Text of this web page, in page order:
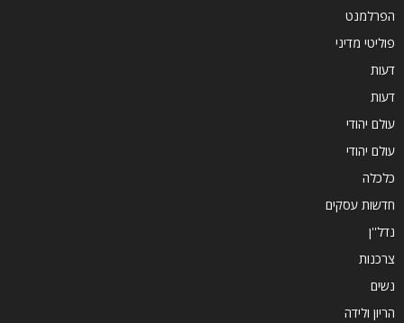
הפרלמנט
פוליטי מדיני
דעות
דעות
עולם יהודי
עולם יהודי
כלכלה
חדשות עסקים
נדל''ן
צרכנות
נשים
הריון ולידה